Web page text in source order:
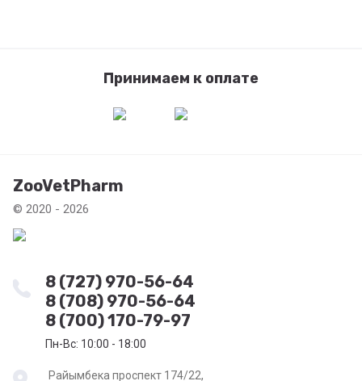
Принимаем к оплате
ZooVetPharm
© 2020 - 2026
8 (727) 970-56-64
8 (708) 970-56-64
8 (700) 170-79-97
Пн-Вс: 10:00 - 18:00
Райымбека проспект 174/22,